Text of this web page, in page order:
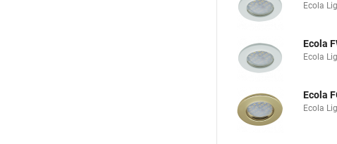
Ecola
Ecola
Ecola
Ecola
Ecola